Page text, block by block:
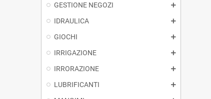
GESTIONE NEGOZI
IDRAULICA
GIOCHI
IRRIGAZIONE
IRRORAZIONE
LUBRIFICANTI